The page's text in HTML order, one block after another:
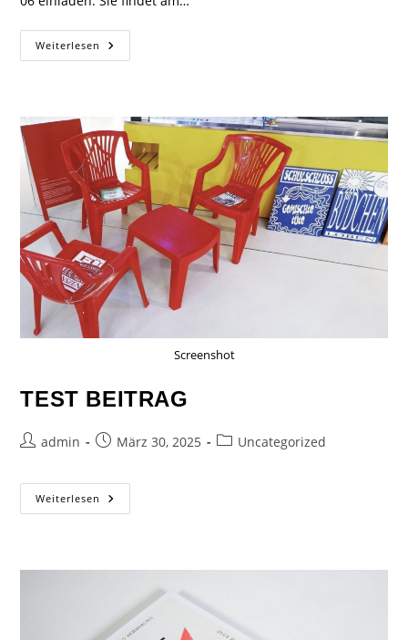
Weiterlesen
Screenshot
TEST BEITRAG
admin März 30, 2025 Uncategorized
Weiterlesen